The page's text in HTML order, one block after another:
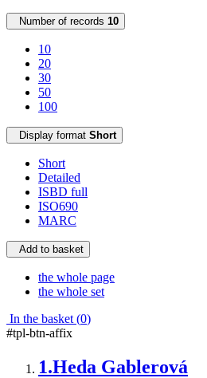
Number of records 10
10
20
30
50
100
Display format Short
Short
Detailed
ISBD full
ISO690
MARC
Add to basket
the whole page
the whole set
In the basket (0)
#tpl-btn-affix
1.Heda Gablerová